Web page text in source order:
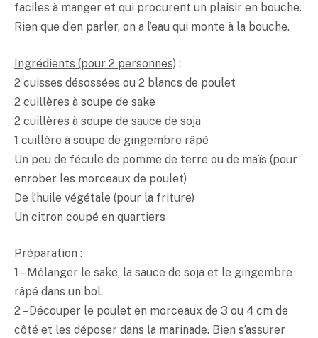
faciles à manger et qui procurent un plaisir en bouche.
Rien que d’en parler, on a l’eau qui monte à la bouche.
Ingrédients (pour 2 personnes) :
2 cuisses désossées ou 2 blancs de poulet
2 cuillères à soupe de sake
2 cuillères à soupe de sauce de soja
1 cuillère à soupe de gingembre râpé
Un peu de fécule de pomme de terre ou de maïs (pour
enrober les morceaux de poulet)
De l’huile végétale (pour la friture)
Un citron coupé en quartiers
Préparation :
1 – Mélanger le sake, la sauce de soja et le gingembre
râpé dans un bol.
2 – Découper le poulet en morceaux de 3 ou 4 cm de
côté et les déposer dans la marinade. Bien s’assurer